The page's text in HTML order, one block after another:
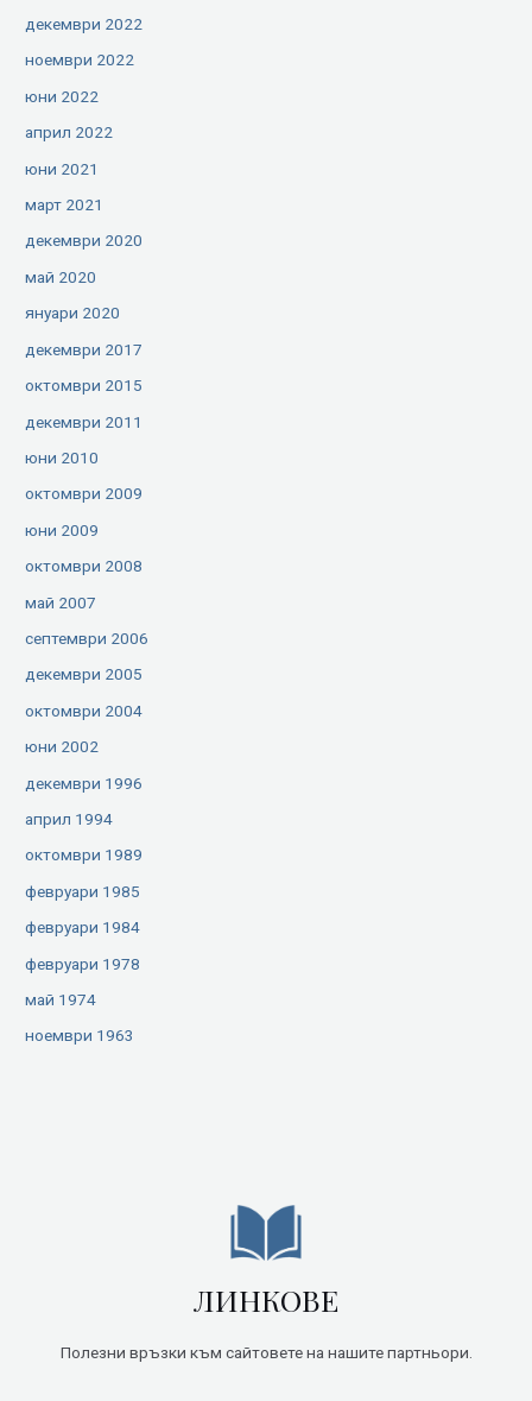
декември 2022
ноември 2022
юни 2022
април 2022
юни 2021
март 2021
декември 2020
май 2020
януари 2020
декември 2017
октомври 2015
декември 2011
юни 2010
октомври 2009
юни 2009
октомври 2008
май 2007
септември 2006
декември 2005
октомври 2004
юни 2002
декември 1996
април 1994
октомври 1989
февруари 1985
февруари 1984
февруари 1978
май 1974
ноември 1963
ЛИНКОВЕ
Полезни връзки към сайтовете на нашите партньори.